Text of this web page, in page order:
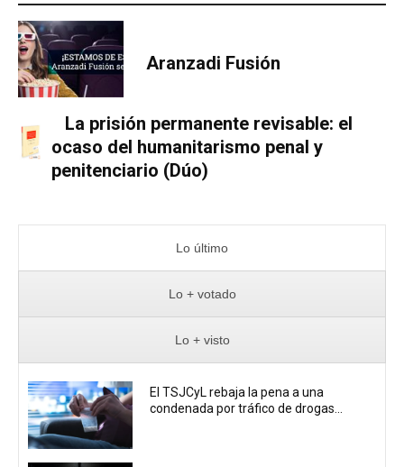
Aranzadi Fusión
La prisión permanente revisable: el
ocaso del humanitarismo penal y
penitenciario (Dúo)
Lo último
Lo + votado
Lo + visto
El TSJCyL rebaja la pena a una
condenada por tráfico de drogas...